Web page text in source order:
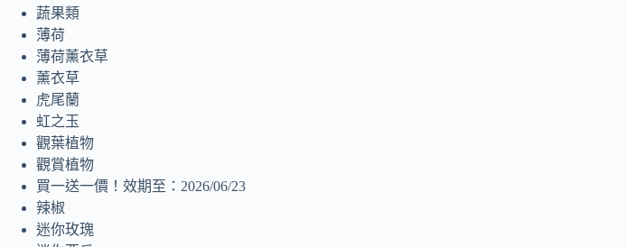
蔬果類
薄荷
薄荷薰衣草
薰衣草
虎尾蘭
虹之玉
觀葉植物
觀賞植物
買一送一價！效期至：2026/06/23
辣椒
迷你玫瑰